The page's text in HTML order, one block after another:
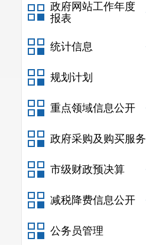
政府网站工作年度
报表
统计信息
规划计划
重点领域信息公开
政府采购及购买服务
市级财政预决算
减税降费信息公开
公务员管理